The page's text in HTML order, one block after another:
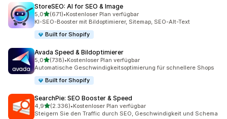
StoreSEO: AI for SEO & Image
5,0von 5 Sternen
(671)
671 Rezensionen insgesamt
•Kostenloser Plan verfügbar
KI-SEO-Booster mit Bildoptimierer, Sitemap, SEO-Alt-Text
Built for Shopify
Avada Speed & Bildoptimierer
5,0von 5 Sternen
(738)
738 Rezensionen insgesamt
•Kostenloser Plan verfügbar
Automatische Geschwindigkeitsoptimierung für schnellere Shops
Built for Shopify
SearchPie: SEO Booster & Speed
4,9von 5 Sternen
(2.336)
2336 Rezensionen insgesamt
•Kostenloser Plan verfügbar
Steigern Sie den Traffic durch SEO, Geschwindigkeit und Schema